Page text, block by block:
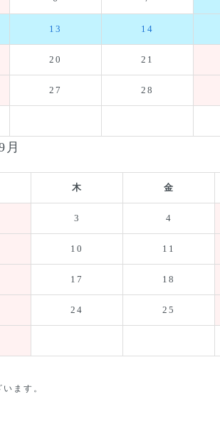
13 14
20 21
27 28
月
木 金
3 4
10 11
17 18
24 25
ます。